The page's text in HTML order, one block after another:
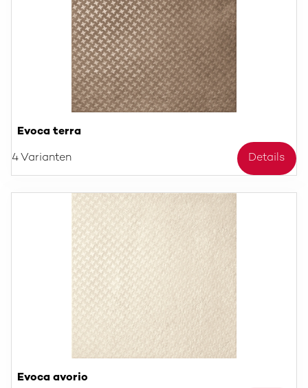
Evoca terra
4 Varianten Details
Evoca avorio